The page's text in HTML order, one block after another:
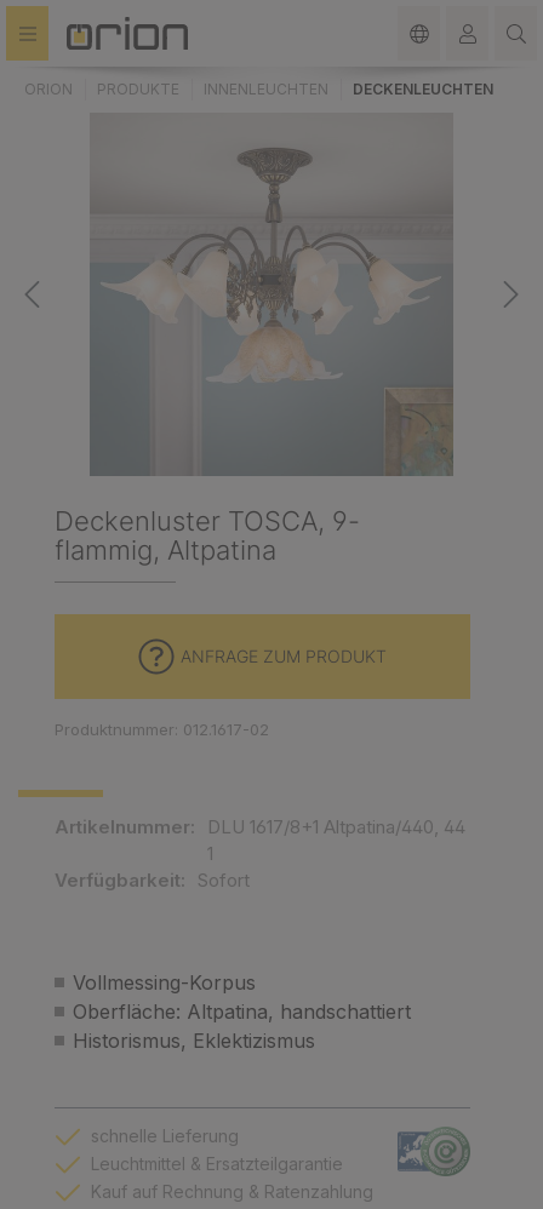
springen
ORION PRODUKTE INNENLEUCHTEN DECKENLEUCHTEN
Deckenluster TOSCA, 9-
flammig, Altpatina
Vollmessing-Korpus
Oberfläche: Altpatina, handschattiert
Historismus, Eklektizismus
Artikelnummer:
DLU 1617/8+1 Altpatina/440, 44
1
Verfügbarkeit:
Sofort
ANFRAGE ZUM PRODUKT
Produktnummer: 012.1617-02
schnelle Lieferung
Leuchtmittel & Ersatzteilgarantie
Kauf auf Rechnung & Ratenzahlung